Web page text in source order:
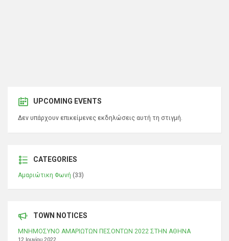
UPCOMING EVENTS
Δεν υπάρχουν επικείμενες εκδηλώσεις αυτή τη στιγμή.
CATEGORIES
Αμαριώτικη Φωνή (33)
TOWN NOTICES
ΜΝΗΜΟΣΥΝΟ ΑΜΑΡΙΩΤΩΝ ΠΕΣΟΝΤΩΝ 2022 ΣΤΗΝ ΑΘΗΝΑ